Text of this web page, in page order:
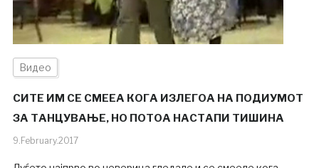
Видео
СИТЕ ИМ СЕ СМЕЕА КОГА ИЗЛЕГОА НА ПОДИУМОТ
ЗА ТАНЦУВАЊЕ, НО ПОТОА НАСТАПИ ТИШИНА
9.February.2017